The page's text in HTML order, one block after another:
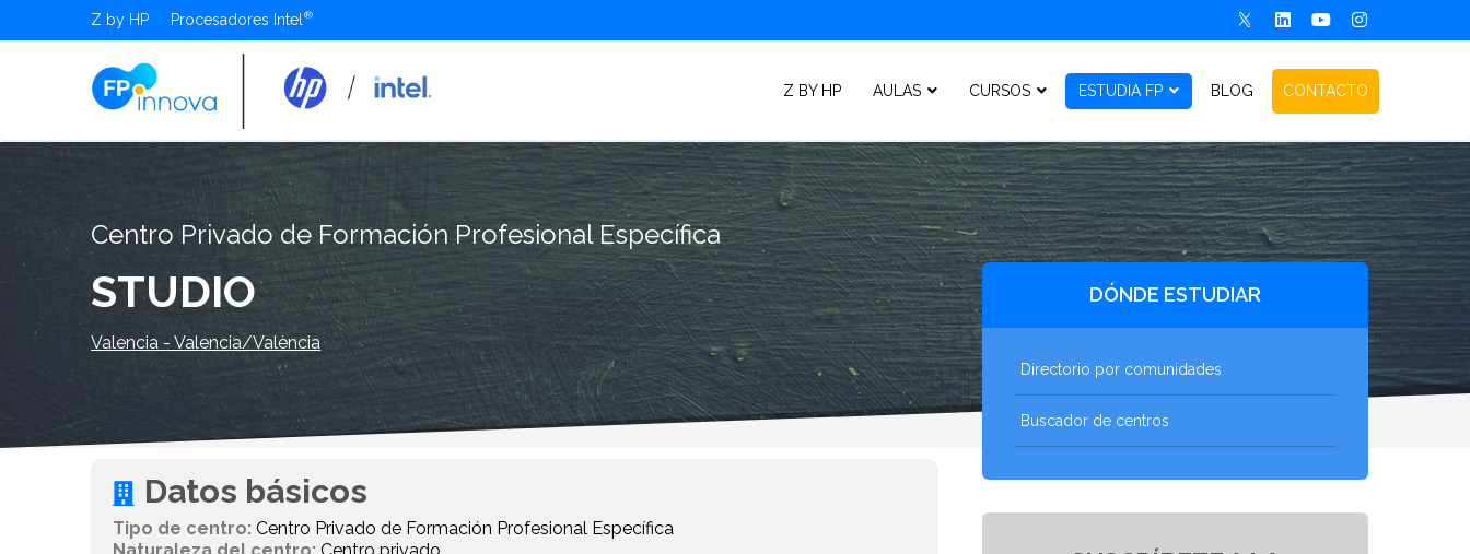
Z by HP Procesadores Intel
Z BY HP AULAS CURSOS ESTUDIA FP BLOG CONTACTO
Centro Privado de Formación Profesional Específica
STUDIO
Valencia - Valencia/València
Datos básicos
Tipo de centro: Centro Privado de Formación Profesional Específica
DÓNDE ESTUDIAR
Directorio por comunidades
Buscador de centros